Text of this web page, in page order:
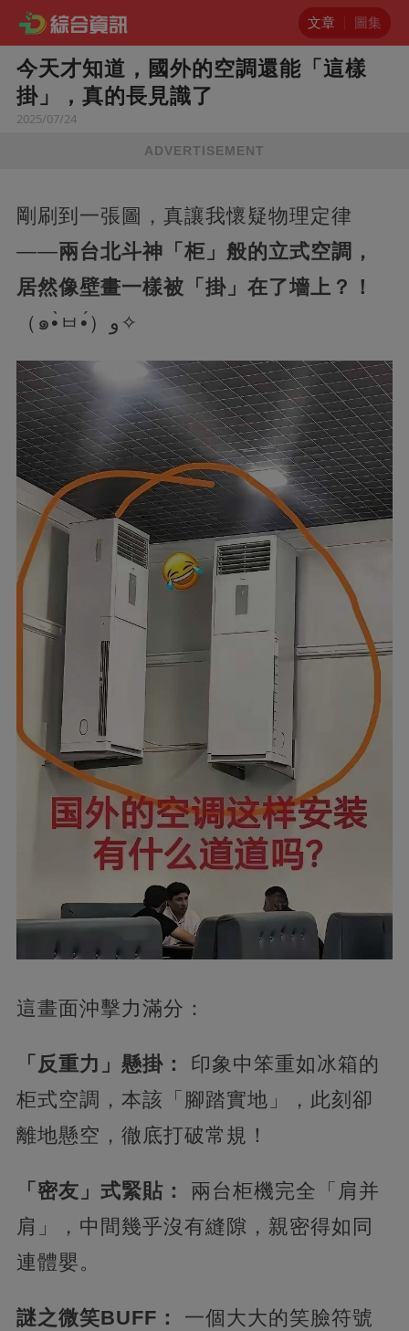
文章 圖集
今天才知道，國外的空調還能「這樣
掛」，真的長見識了
2025/07/24
ADVERTISEMENT
剛刷到一張圖，真讓我懷疑物理定律
——​​兩台北斗神「柜」般的立式空調，
居然像壁畫一樣被「掛」在了墻上？！​
（๑•̀ㅂ•́）و✧
這畫面沖擊力滿分：
​「反重力」懸掛：​
​ 印象中笨重如冰箱的
柜式空調，本該「腳踏實地」，此刻卻
離地懸空，徹底打破常規！ ​
「密友」式緊貼：​
​ 兩台柜機完全「肩并
肩」，中間幾乎沒有縫隙，親密得如同
連體嬰。
​謎之微笑BUFF：​
​ 一個大大的笑臉符號